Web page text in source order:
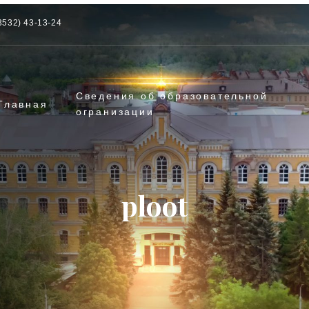
43-13-24
Сведения об образовательной
огранизации
ploot